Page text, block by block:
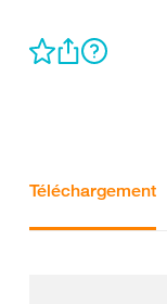
Téléchargement